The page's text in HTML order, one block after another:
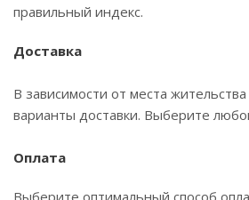
правильный индекс.
Доставка
В зависимости от места
варианты доставки. Выберите
Оплата
Выберите оптимальный способ